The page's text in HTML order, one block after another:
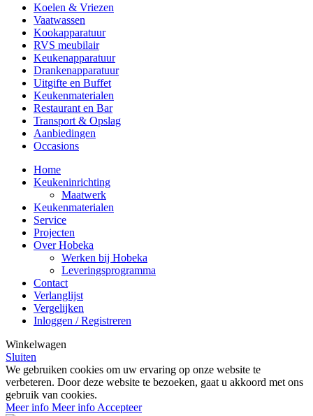
Koelen & Vriezen
Vaatwassen
Kookapparatuur
RVS meubilair
Keukenapparatuur
Drankenapparatuur
Uitgifte en Buffet
Keukenmaterialen
Restaurant en Bar
Transport & Opslag
Aanbiedingen
Occasions
Home
Keukeninrichting
Maatwerk
Keukenmaterialen
Service
Projecten
Over Hobeka
Werken bij Hobeka
Leveringsprogramma
Contact
Verlanglijst
Vergelijken
Inloggen / Registreren
Winkelwagen
Sluiten
We gebruiken cookies om uw ervaring op onze website te
verbeteren. Door deze website te bezoeken, gaat u akkoord met ons
gebruik van cookies.
Meer info Meer info Accepteer